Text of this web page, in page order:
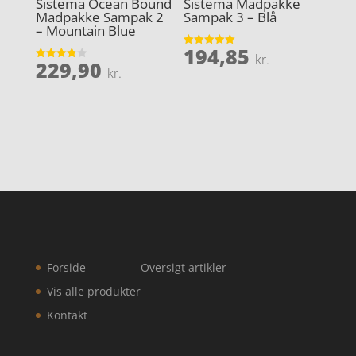
Madpakke Sampak 2
– Mountain Blue
Vurderet
3.8
229,90 kr.
Sampak 3 – Blå
Vurderet
5
194,85 kr.
Forside
Vis alle produkter
Kontakt
Oversigt artikler